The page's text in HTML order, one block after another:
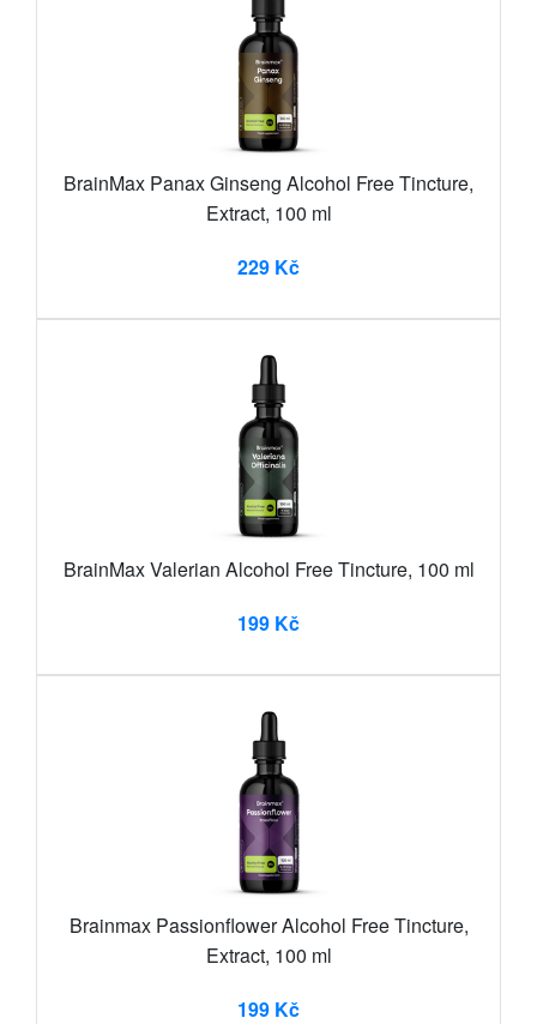
BrainMax Panax Ginseng Alcohol Free Tincture,
Extract, 100 ml
229 Kč
BrainMax Valerian Alcohol Free Tincture, 100 ml
199 Kč
Brainmax Passionflower Alcohol Free Tincture,
Extract, 100 ml
199 Kč